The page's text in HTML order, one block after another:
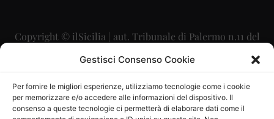
Gestisci Consenso Cookie
Per fornire le migliori esperienze, utilizziamo tecnologie come i cookie
per memorizzare e/o accedere alle informazioni del dispositivo. Il
consenso a queste tecnologie ci permetterà di elaborare dati come il
Copyright © ilSicilia | aut. Tribunale di Palermo n.11 del
29/09/2015
Direttore Editoriale: Maurizio Scaglione